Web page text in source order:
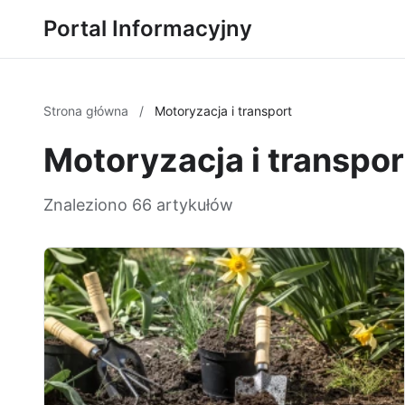
Portal Informacyjny
Strona główna / Motoryzacja i transport
Motoryzacja i
Znaleziono 66 artykułów